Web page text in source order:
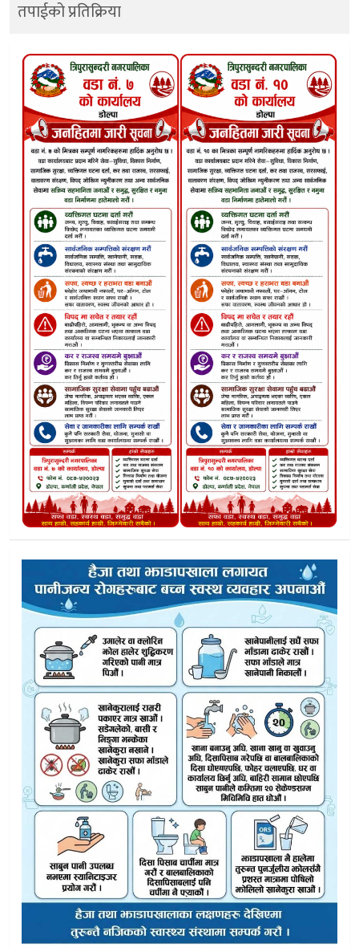
तपाईको प्रतिक्रिया